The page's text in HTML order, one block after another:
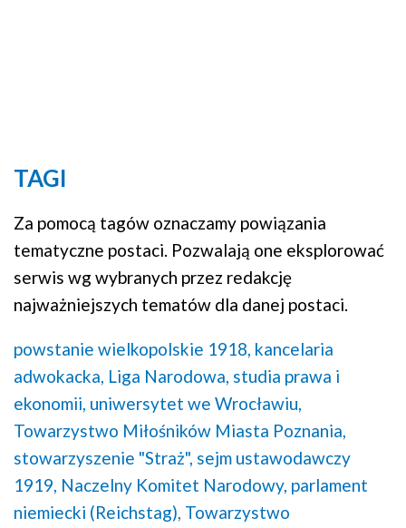
TAGI
Za pomocą tagów oznaczamy powiązania
tematyczne postaci. Pozwalają one eksplorować
serwis wg wybranych przez redakcję
najważniejszych tematów dla danej postaci.
powstanie wielkopolskie 1918, kancelaria
adwokacka, Liga Narodowa, studia prawa i
ekonomii, uniwersytet we Wrocławiu,
Towarzystwo Miłośników Miasta Poznania,
stowarzyszenie "Straż", sejm ustawodawczy
1919, Naczelny Komitet Narodowy, parlament
niemiecki (Reichstag), Towarzystwo